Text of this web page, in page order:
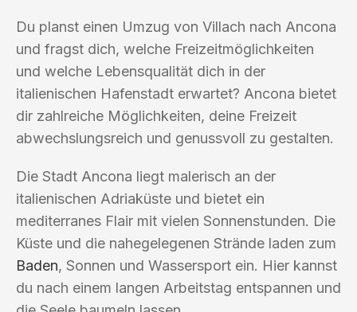
Du planst einen Umzug von Villach nach Ancona
und fragst dich, welche Freizeitmöglichkeiten
und welche Lebensqualität dich in der
italienischen Hafenstadt erwartet? Ancona bietet
dir zahlreiche Möglichkeiten, deine Freizeit
abwechslungsreich und genussvoll zu gestalten.
Die Stadt Ancona liegt malerisch an der
italienischen Adriaküste und bietet ein
mediterranes Flair mit vielen Sonnenstunden. Die
Küste und die nahegelegenen Strände laden zum
Baden, Sonnen und Wassersport ein. Hier kannst
du nach einem langen Arbeitstag entspannen und